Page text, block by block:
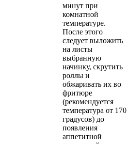
минут при
комнатной
температуре.
После этого
следует выложить
на листы
выбранную
начинку, скрутить
роллы и
обжаривать их во
фритюре
(рекомендуется
температура от 170
градусов) до
появления
аппетитной